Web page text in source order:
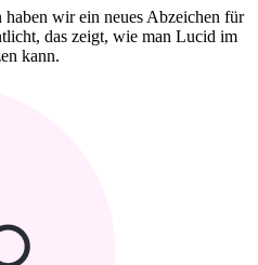
wir ein neues Abzeichen für
das zeigt, wie man Lucid im
kann.